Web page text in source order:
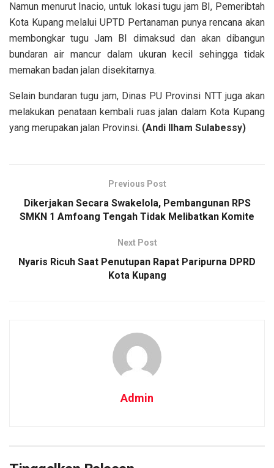
Namun menurut Inacio, untuk lokasi tugu jam BI, Pemeribtah
Kota Kupang melalui UPTD Pertanaman punya rencana akan
membongkar tugu Jam BI dimaksud dan akan dibangun
bundaran air mancur dalam ukuran kecil sehingga tidak
memakan badan jalan disekitarnya.
Selain bundaran tugu jam, Dinas PU Provinsi NTT juga akan
melakukan penataan kembali ruas jalan dalam Kota Kupang
yang merupakan jalan Provinsi. (Andi Ilham Sulabessy)
Previous Post
Dikerjakan Secara Swakelola, Pembangunan RPS
SMKN 1 Amfoang Tengah Tidak Melibatkan Komite
Next Post
Nyaris Ricuh Saat Penutupan Rapat Paripurna DPRD
Kota Kupang
Admin